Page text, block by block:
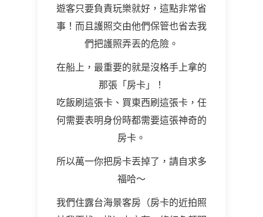
遊客只要負責玩樂就好，這點非常省
事！而且護照交由他們保管也省去我
們把護照弄丟的危險。
在船上，最重要的就是沒格手上拿的
那張「房卡」！
吃飯刷這張卡、買東西刷這張卡，任
何需要表明身份時都需要這張神奇的
房卡。
所以萬一你把房卡丟掉了，請自求多
福哈～
我們住露台海景客房（房卡的近拍照